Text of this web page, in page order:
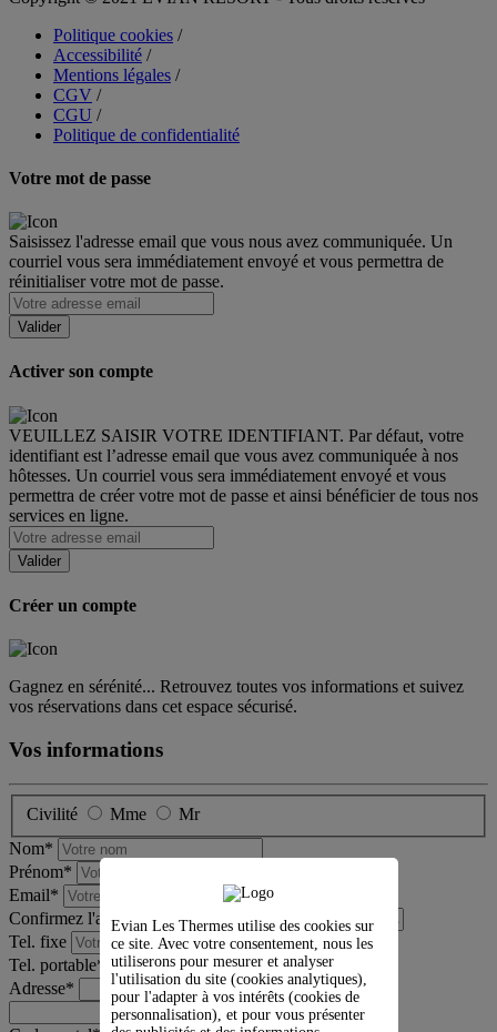
Evian Les Thermes utilise des cookies sur
ce site. Avec votre consentement, nous les
utiliserons pour mesurer et analyser
l'utilisation du site (cookies analytiques),
pour l'adapter à vos intérêts (cookies de
personnalisation), et pour vous présenter
Politique cookies /
Accessibilité /
Mentions légales /
CGV /
CGU /
Politique de confidentialité
Votre mot de passe
Saisissez l'adresse email que vous nous avez communiquée. Un
courriel vous sera immédiatement envoyé et vous permettra de
réinitialiser votre mot de passe.
Activer son compte
VEUILLEZ SAISIR VOTRE IDENTIFIANT. Par défaut, votre
identifiant est l’adresse email que vous avez communiquée à nos
hôtesses. Un courriel vous sera immédiatement envoyé et vous
permettra de créer votre mot de passe et ainsi bénéficier de tous nos
services en ligne.
Créer un compte
Gagnez en sérénité... Retrouvez toutes vos informations et suivez
vos réservations dans cet espace sécurisé.
Vos informations
Civilité Mme
Mr
Nom*
Prénom*
Email*
Confirmez l'adresse mail *
Tel. fixe
Tel. portable*
Adresse*